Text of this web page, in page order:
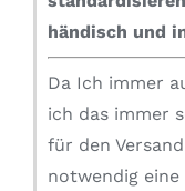
händisch und
Da Ich immer
ich das immer
für den
notwendig